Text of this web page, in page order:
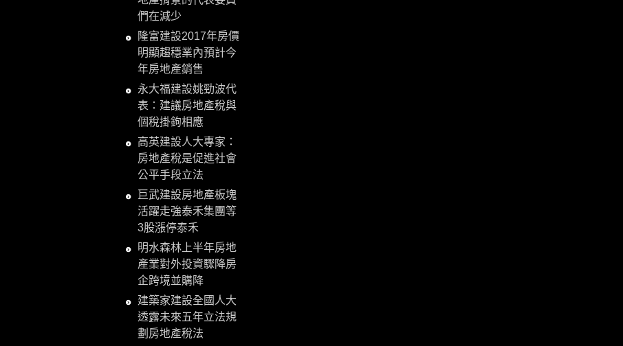
們在減少
隆富建設2017年房價
明顯趨穩業內預計今
年房地產銷售
永大福建設姚勁波代
表：建議房地產稅與
個稅掛鉤相應
高英建設人大專家：
房地產稅是促進社會
公平手段立法
巨武建設房地產板塊
活躍走強泰禾集團等
3股漲停泰禾
明水森林上半年房地
產業對外投資驟降房
企跨境並購降
建築家建設全國人大
透露未來五年立法規
劃房地產稅法